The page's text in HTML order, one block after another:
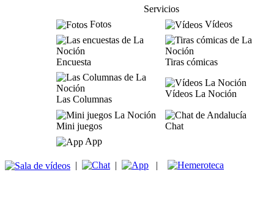
Servicios
Fotos
Vídeos
Encuesta Tiras cómicas
Las Columnas
Vídeos La Noción
Mini juegos
Chat
App
| | |